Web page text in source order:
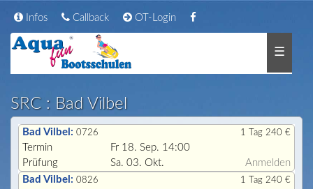
Infos Callback OT-Login
☰
SRC : Bad Vilbel
Bad Vilbel: 0726 1 Tag 240 €
Termin
Fr 18. Sep. 14:00
Prüfung
Sa. 03. Okt.
Anmelden
Bad Vilbel: 0826 1 Tag 240 €